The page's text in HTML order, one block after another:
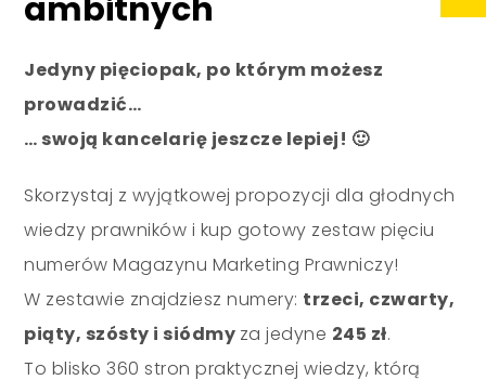
ambitnych
Jedyny pięciopak, po którym możesz
prowadzić…
… swoją kancelarię jeszcze lepiej! 🙂
Skorzystaj z wyjątkowej propozycji dla głodnych
wiedzy prawników i kup gotowy zestaw pięciu
numerów Magazynu Marketing Prawniczy!
W zestawie znajdziesz numery: trzeci, czwarty,
piąty, szósty i siódmy za jedyne 245 zł.
To blisko 360 stron praktycznej wiedzy, którą